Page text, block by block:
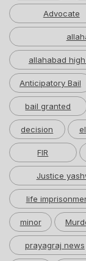
Advocate
allahabad
Anticipatory Bail
bail granted
decision
FIR
Justice
life
minor
prayagraj news